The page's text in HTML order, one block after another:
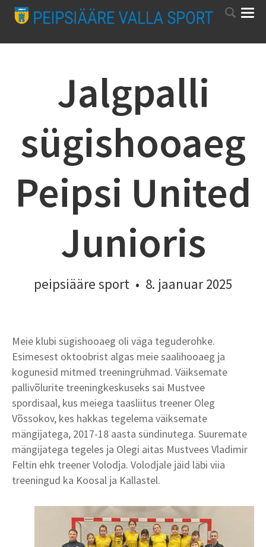
Jalgpalli
sügishooaeg
Peipsi United
Junioris
peipsiääre sport • 8. jaanuar 2025
Meie klubi sügishooaeg oli väga teguderohke.
Esimesest oktoobrist algas meie saalihooaeg ja
kogunesid mitmed treeningrühmad. Väiksemate
pallivõlurite treeningkeskuseks sai Mustvee
spordisaal, kus meiega taasliitus treener Oleg
Võssokov, kes hakkas tegelema väiksemate
mängijatega, 2017-18 aasta sündinutega. Suuremate
mängijatega tegeles ja Olegi aitas Mustvees Vladimir
Feltin ehk treener Volodja. Volodjale jäid läbi viia
treeningud ka Koosal ja Kallastel.